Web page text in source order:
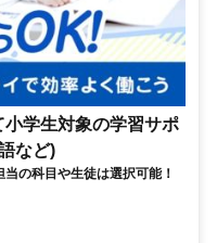
小学生対象の学習サポ
など)
の科目や生徒は選択可能！